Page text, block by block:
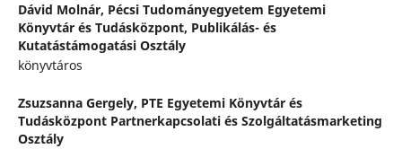
Dávid Molnár, Pécsi Tudományegyetem Egyetemi
Könyvtár és Tudásközpont, Publikálás- és
Kutatástámogatási Osztály
könyvtáros
Zsuzsanna Gergely, PTE Egyetemi Könyvtár és
Tudásközpont Partnerkapcsolati és Szolgáltatásmarketing
Osztály